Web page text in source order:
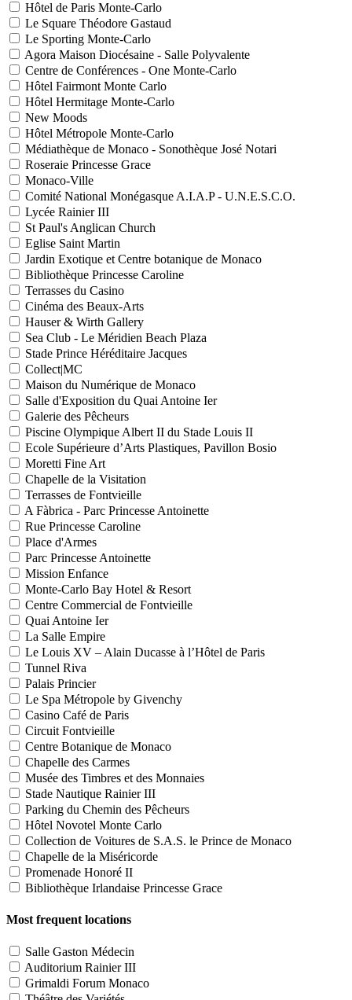
Hôtel de Paris Monte-Carlo
Le Square Théodore Gastaud
Le Sporting Monte-Carlo
Agora Maison Diocésaine - Salle Polyvalente
Centre de Conférences - One Monte-Carlo
Hôtel Fairmont Monte Carlo
Hôtel Hermitage Monte-Carlo
New Moods
Hôtel Métropole Monte-Carlo
Médiathèque de Monaco - Sonothèque José Notari
Roseraie Princesse Grace
Monaco-Ville
Comité National Monégasque A.I.A.P - U.N.E.S.C.O.
Lycée Rainier III
St Paul's Anglican Church
Eglise Saint Martin
Jardin Exotique et Centre botanique de Monaco
Bibliothèque Princesse Caroline
Terrasses du Casino
Cinéma des Beaux-Arts
Hauser & Wirth Gallery
Sea Club - Le Méridien Beach Plaza
Stade Prince Héréditaire Jacques
Collect|MC
Maison du Numérique de Monaco
Salle d'Exposition du Quai Antoine Ier
Galerie des Pêcheurs
Piscine Olympique Albert II du Stade Louis II
Ecole Supérieure d’Arts Plastiques, Pavillon Bosio
Moretti Fine Art
Chapelle de la Visitation
Terrasses de Fontvieille
A Fàbrica - Parc Princesse Antoinette
Rue Princesse Caroline
Place d'Armes
Parc Princesse Antoinette
Mission Enfance
Monte-Carlo Bay Hotel & Resort
Centre Commercial de Fontvieille
Quai Antoine Ier
La Salle Empire
Le Louis XV – Alain Ducasse à l’Hôtel de Paris
Tunnel Riva
Palais Princier
Le Spa Métropole by Givenchy
Casino Café de Paris
Circuit Fontvieille
Centre Botanique de Monaco
Chapelle des Carmes
Musée des Timbres et des Monnaies
Stade Nautique Rainier III
Parking du Chemin des Pêcheurs
Hôtel Novotel Monte Carlo
Collection de Voitures de S.A.S. le Prince de Monaco
Chapelle de la Miséricorde
Promenade Honoré II
Bibliothèque Irlandaise Princesse Grace
Most frequent locations
Salle Gaston Médecin
Auditorium Rainier III
Grimaldi Forum Monaco